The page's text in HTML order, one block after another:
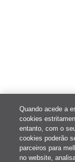
Quando acede a
cookies
entanto, com o
cookies poderão
parceiros para
no website,